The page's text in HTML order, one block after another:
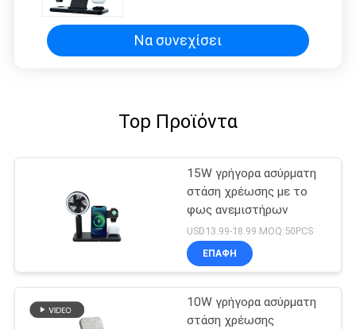
Να συνεχίσει
Top Προϊόντα
15W γρήγορα ασύρματη
στάση χρέωσης με το
φως ανεμιστήρων
USD13.99-18.99 MOQ:50PCS
ΕΠΑΦΉ
10W γρήγορα ασύρματη
στάση χρέωσης